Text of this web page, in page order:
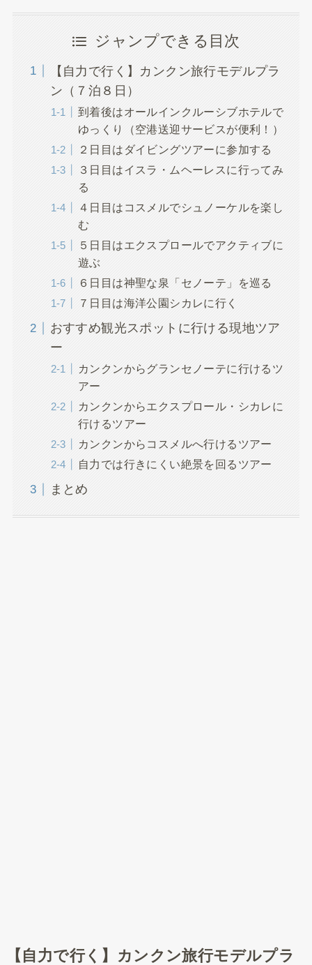
ジャンプできる目次
【自力で行く】カンクン旅行モデルプラ
ン（７泊８日）
到着後はオールインクルーシブホテルで
ゆっくり（空港送迎サービスが便利！）
２日目はダイビングツアーに参加する
３日目はイスラ・ムヘーレスに行ってみ
る
４日目はコスメルでシュノーケルを楽し
む
５日目はエクスプロールでアクティブに
遊ぶ
６日目は神聖な泉「セノーテ」を巡る
７日目は海洋公園シカレに行く
おすすめ観光スポットに行ける現地ツア
ー
カンクンからグランセノーテに行けるツ
アー
カンクンからエクスプロール・シカレに
行けるツアー
カンクンからコスメルへ行けるツアー
自力では行きにくい絶景を回るツアー
まとめ
【自力で行く】カンクン旅行モデルプラ